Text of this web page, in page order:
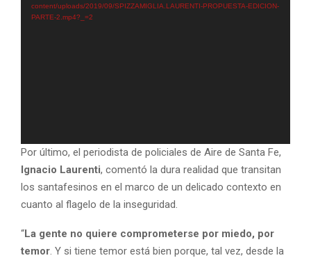
r
d
e
d
e
content/uploads/2019/09/SPIZZAMIGLIA.LAURENTI-PROPUESTA-EDICION-
PARTE-2.mp4?_=2
Por último, el periodista de policiales de Aire de Santa Fe,
Ignacio Laurenti, comentó la dura realidad que transitan
los santafesinos en el marco de un delicado contexto en
cuanto al flagelo de la inseguridad.
“La gente no quiere comprometerse por miedo, por
temor. Y si tiene temor está bien porque, tal vez, desde la